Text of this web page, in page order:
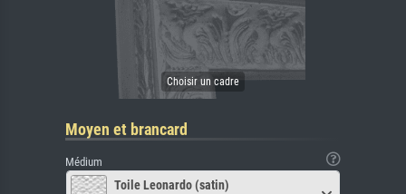
Moyen et brancard
Médium
Toile Leonardo (satin)